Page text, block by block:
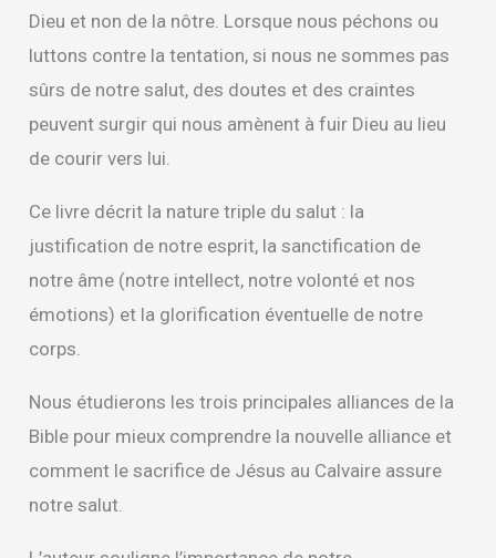
Dieu et non de la nôtre. Lorsque nous péchons ou
luttons contre la tentation, si nous ne sommes pas
sûrs de notre salut, des doutes et des craintes
peuvent surgir qui nous amènent à fuir Dieu au lieu
de courir vers lui.
Ce livre décrit la nature triple du salut : la
justification de notre esprit, la sanctification de
notre âme (notre intellect, notre volonté et nos
émotions) et la glorification éventuelle de notre
corps.
Nous étudierons les trois principales alliances de la
Bible pour mieux comprendre la nouvelle alliance et
comment le sacrifice de Jésus au Calvaire assure
notre salut.